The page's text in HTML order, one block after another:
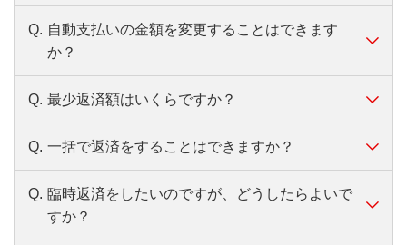
セブン銀行ATMではお取り引き後にご確認いただけま
電話でのご確認
第二リテールアカウント支店専用ダイヤル
「0120-76-5919」（音声自動応答）までお電話
いただき、音声ガイダンスに従って操作をお願
いします。
Eメールサービスで通知
会員ページからメールアドレスをご登録くださ
会員ページはこちら
き、ご利用できません。
1月1日 20：00～1月2日 6：00
Pay-easyをご利用可能な金融機関について、く
わしくはこちら
海外へ出国を予定されているお客さまは、必要な
お手続きがございますので、必ず事前に第二リテ
ールアカウント支店専用ダイヤル「0120-76-
5919」まで、ご連絡ください。
17:00（12/31～1/3を除く）
＜海外からのお問い合わせ＞
＋81-50-3786-5919（通話料有料）
平日9:00～21:00、土・日・祝日9:00～
A. 可能です。第二リテールアカウント支店専用
ダイヤル「0120-76-5919」（音声自動応答）
Q. 自動支払いの金額を変更することはできます
か？
A. 自動支払のご返済額は変更できません（毎回
返済日時点の借入残高に応じた金額が引き落
としとなります）。
ATM、お振り込みでのご返済の場合、最少返
済額以上なら自由に返済いただけます。
Q. 最少返済額はいくらですか？
A. 毎回の最少返済額は、借入利率と返済日時点
の借入残高に応じた金額となります。
最少返済額についてくわしくはこちら
Q. 一括で返済をすることはできますか？
A. 一括返済は可能です。
ご返済日当日の利用残高（必要金額）をご確
Q. 臨時返済をしたいのですが、どうしたらよいで
すか？